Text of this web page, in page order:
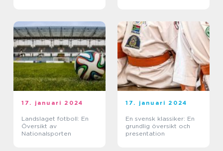
17. januari 2024
Landslaget fotboll: En
Översikt av
Nationalsporten
17. januari 2024
En svensk klassiker: En
grundlig översikt och
presentation